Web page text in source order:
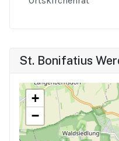
St. Bonifatius
+
−